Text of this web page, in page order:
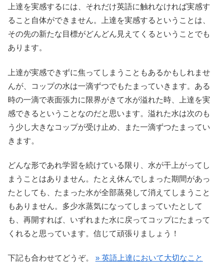
上達を実感するには、それだけ英語に触れなければ実感す
ること自体ができません。上達を実感するということは、
その先の新たな目標がどんどん見えてくるということでも
あります。
上達が実感できずに焦ってしまうこともあるかもしれませ
んが、コップの水は一滴ずつでもたまっていきます。ある
時の一滴で表面張力に限界がきて水が溢れた時、上達を実
感できるということなのだと思います。溢れた水は次のも
う少し大きなコップが受け止め、また一滴ずつたまってい
きます。
どんな形であれ学習を続けている限り、水が干上がってし
まうことはありません。たとえ休んでしまった期間があっ
たとしても、たまった水が全部蒸発して消えてしまうこと
もありません。多少水蒸気になってしまっていたとして
も、再開すれば、いずれまた水に戻ってコップにたまって
くれると思っています。信じて頑張りましょう！
下記も合わせてどうぞ。 » 英語上達において大切なこと